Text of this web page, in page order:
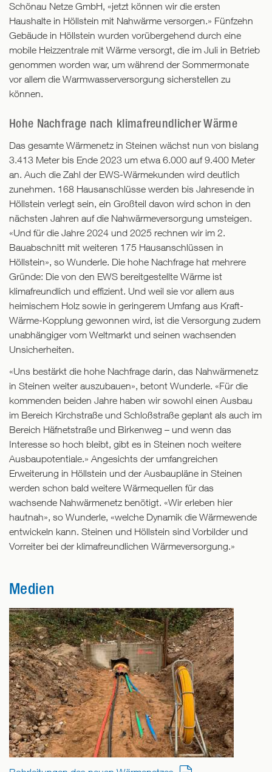
Schönau Netze GmbH, «jetzt können wir die ersten
Haushalte in Höllstein mit Nahwärme versorgen.» Fünfzehn
Gebäude in Höllstein wurden vorübergehend durch eine
mobile Heizzentrale mit Wärme versorgt, die im Juli in Betrieb
genommen worden war, um während der Sommermonate
vor allem die Warmwasserversorgung sicherstellen zu
können.
Hohe Nachfrage nach klimafreundlicher Wärme
Das gesamte Wärmenetz in Steinen wächst nun von bislang
3.413 Meter bis Ende 2023 um etwa 6.000 auf 9.400 Meter
an. Auch die Zahl der EWS-Wärmekunden wird deutlich
zunehmen. 168 Hausanschlüsse werden bis Jahresende in
Höllstein verlegt sein, ein Großteil davon wird schon in den
nächsten Jahren auf die Nahwärmeversorgung umsteigen.
«Und für die Jahre 2024 und 2025 rechnen wir im 2.
Bauabschnitt mit weiteren 175 Hausanschlüssen in
Höllstein», so Wunderle. Die hohe Nachfrage hat mehrere
Gründe: Die von den EWS bereitgestellte Wärme ist
klimafreundlich und effizient. Und weil sie vor allem aus
heimischem Holz sowie in geringerem Umfang aus Kraft-
Wärme-Kopplung gewonnen wird, ist die Versorgung zudem
unabhängiger vom Weltmarkt und seinen wachsenden
Unsicherheiten.
«Uns bestärkt die hohe Nachfrage darin, das Nahwärmenetz
in Steinen weiter auszubauen», betont Wunderle. «Für die
kommenden beiden Jahre haben wir sowohl einen Ausbau
im Bereich Kirchstraße und Schloßstraße geplant als auch im
Bereich Häfnetstraße und Birkenweg – und wenn das
Interesse so hoch bleibt, gibt es in Steinen noch weitere
Ausbaupotentiale.» Angesichts der umfangreichen
Erweiterung in Höllstein und der Ausbaupläne in Steinen
werden schon bald weitere Wärmequellen für das
wachsende Nahwärmenetz benötigt. «Wir erleben hier
hautnah», so Wunderle, «welche Dynamik die Wärmewende
entwickeln kann. Steinen und Höllstein sind Vorbilder und
Vorreiter bei der klimafreundlichen Wärmeversorgung.»
Medien